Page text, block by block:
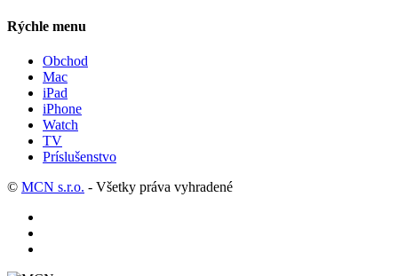
Rýchle menu
Obchod
Mac
iPad
iPhone
Watch
TV
Príslušenstvo
© MCN s.r.o. - Všetky práva vyhradené